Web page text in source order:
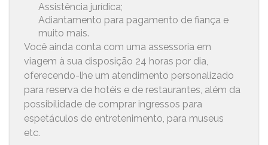
Assistência jurídica;
Adiantamento para pagamento de fiança e
muito mais.
Você ainda conta com uma assessoria em
viagem à sua disposição 24 horas por dia,
oferecendo-lhe um atendimento personalizado
para reserva de hotéis e de restaurantes, além da
possibilidade de comprar ingressos para
espetáculos de entretenimento, para museus
etc.